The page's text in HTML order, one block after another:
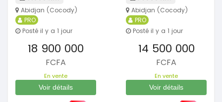
Abidjan (Cocody)
PRO
Posté il y a 1 jour
18 900 000
FCFA
En vente
Voir détails
Abidjan (Cocody)
PRO
Posté il y a 1 jour
14 500 000
FCFA
En vente
Voir détails